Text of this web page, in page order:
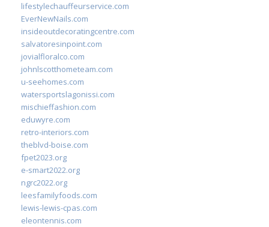
lifestylechauffeurservice.com
EverNewNails.com
insideoutdecoratingcentre.com
salvatoresinpoint.com
jovialfloralco.com
johnlscotthometeam.com
u-seehomes.com
watersportslagonissi.com
mischieffashion.com
eduwyre.com
retro-interiors.com
theblvd-boise.com
fpet2023.org
e-smart2022.org
ngrc2022.org
leesfamilyfoods.com
lewis-lewis-cpas.com
eleontennis.com